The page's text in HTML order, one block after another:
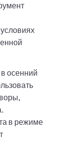
осенний
в режиме